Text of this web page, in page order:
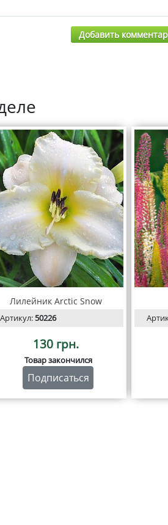
Добавить
Лилейник Arctic Snow
Артикул:50226
130 грн.
Товар закончился
Подписаться